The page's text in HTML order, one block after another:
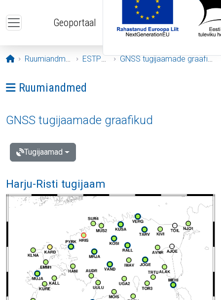
Geoportaal
Avaleht
Ruumiandmed ESTPOS GNSS tugijaamade graafikud
Ava menüü: Ruumiandmed
Ruumiandmed
GNSS tugijaamade graafikud
Tugijaamad
Harju-Risti tugijaam